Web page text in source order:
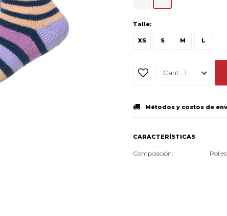
Talle:
XS S M L
1
Métodos y costos de
CARACTERÍSTICAS
Composición